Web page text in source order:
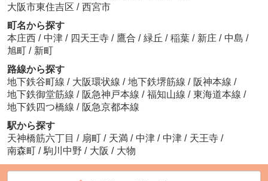
大阪市東住吉区 / 西宮市
町名から探す
本庄西 / 中津 / 四天王寺 / 鷹合 / 緑丘 / 稲葉 / 新庄 / 中島 /
旭町 / 新町
路線から探す
地下鉄谷町線 / 大阪環状線 / 地下鉄堺筋線 / 阪神本線 /
地下鉄御堂筋線 / 阪急神戸本線 / 福知山線 / 東海道本線 /
地下鉄四つ橋線 / 阪急京都本線
駅から探す
天神橋筋六丁目 / 扇町 / 天満 / 中津 / 中津 / 天王寺 /
南森町 / 駒川中野 / 大阪 / 大物